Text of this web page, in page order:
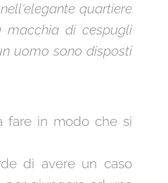
quartiere
macchia di cespugli
uomo sono disposti
fare in modo che si
di avere un caso